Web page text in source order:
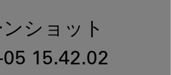
ショット
15.42.02